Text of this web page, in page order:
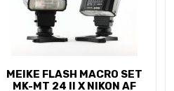
MEIKE FLASH MACRO SET
MK-MT 24 II X NIKON AF